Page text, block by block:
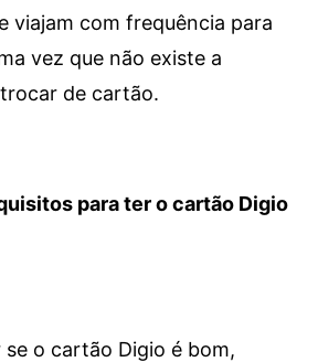
viajam com frequência para
vez que não existe a
de cartão.
para ter o cartão Digio
o cartão Digio é bom,